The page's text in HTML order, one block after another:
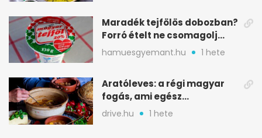
Maradék tejfölös dobozban?
Forró ételt ne csomagolj
ilyen tégelybe
hamuesgyemant.hu 1 hete
Aratóleves: a régi magyar
fogás, ami egész
csapatokat jóllakatott
drive.hu 1 hete